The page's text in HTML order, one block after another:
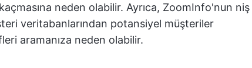
neden olabilir. Ayrıca, ZoomInfo'nun niş
veritabanlarından potansiyel müşteriler
aramanıza neden olabilir.